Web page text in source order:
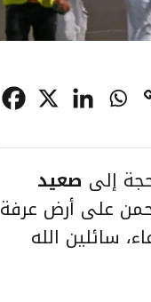
إلى صعيد
على أرض عرفة
سائلين الله